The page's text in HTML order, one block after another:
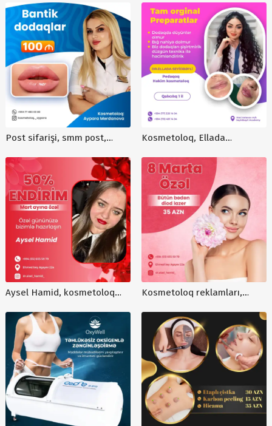
smm
kosmetoloq endirim reklami,
Sumaya Əmirova
Post sifarişi, smm post,
online dizayn sifarişi
Kosmetoloq, Ellada
dodaq dolqusu reklam postu,
instagram dizaynları
Aysel Hamid, kosmetoloq
dizaynları, 8 mart ayına özəl
endirim postu, reklam
dizaynları
Kosmetoloq reklamları,
dizaynları, Aysel Hamid, 8
marta özəl endirim postu